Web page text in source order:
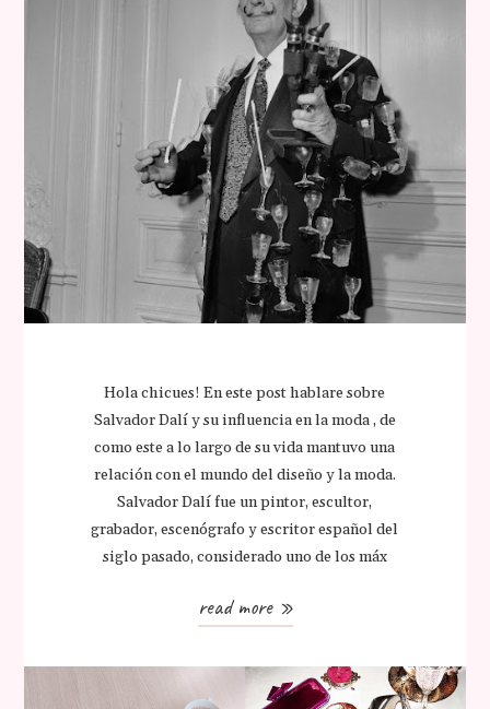
Hola chicues! En este post hablare sobre
Salvador Dalí y su influencia en la moda , de
como este a lo largo de su vida mantuvo una
relación con el mundo del diseño y la moda.
Salvador Dalí fue un pintor, escultor,
grabador, escenógrafo y escritor español del
siglo pasado, considerado uno de los máx
read more »